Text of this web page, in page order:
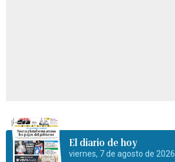
El diario de hoy
viernes, 7 de agosto de 2026